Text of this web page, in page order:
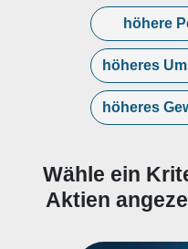
höhere
höheres
höheres
Wähle ein
Aktien